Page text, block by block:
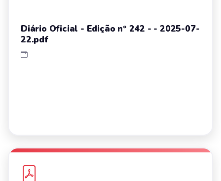
Diário Oficial - Edição nº 242 - - 2025-07-
22.pdf